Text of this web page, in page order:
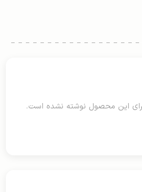
این محصول نوشته نشده است.